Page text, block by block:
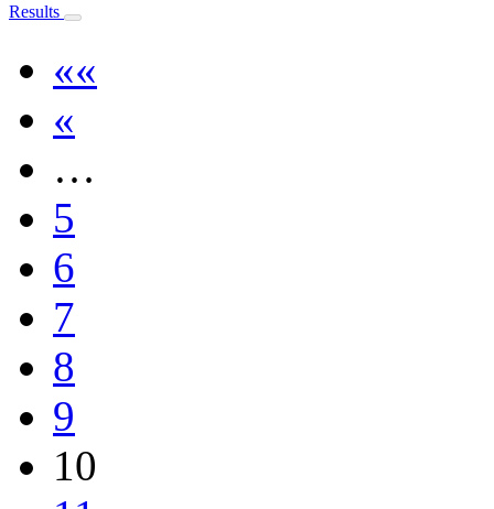
Results
««
«
…
5
6
7
8
9
10